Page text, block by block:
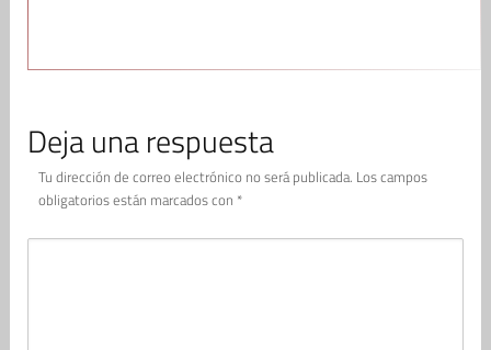
Deja una respuesta
Tu dirección de correo electrónico no será publicada. Los campos
obligatorios están marcados con *